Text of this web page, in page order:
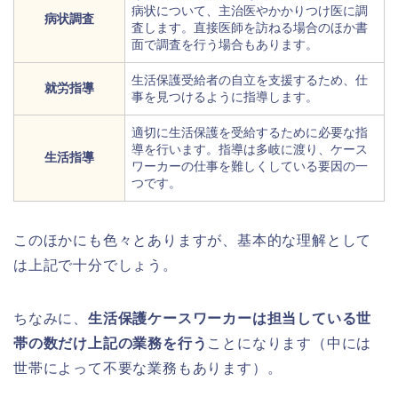
病状調査
病状について、主治医やかかりつけ医に調
査します。直接医師を訪ねる場合のほか書
面で調査を行う場合もあります。
就労指導
生活保護受給者の自立を支援するため、仕
事を見つけるように指導します。
生活指導
適切に生活保護を受給するために必要な指
導を行います。指導は多岐に渡り、ケース
ワーカーの仕事を難しくしている要因の一
つです。
このほかにも色々とありますが、基本的な理解として
は上記で十分でしょう。
ちなみに、 生活保護ケースワーカーは担当している世
帯の数だけ上記の業務を行う ことになります（中には
世帯によって不要な業務もあります）。